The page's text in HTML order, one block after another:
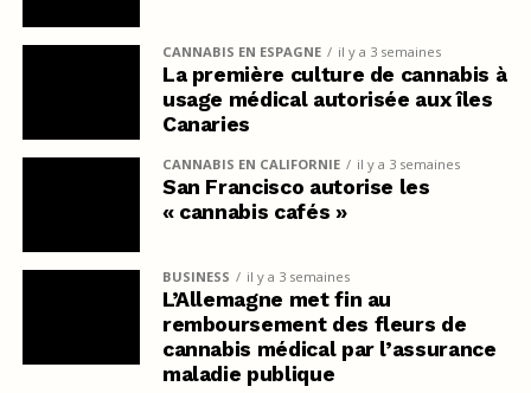
CANNABIS EN ESPAGNE il y a 3 semaines
La première culture de cannabis à
usage médical autorisée aux îles
Canaries
CANNABIS EN CALIFORNIE il y a 3 semaines
San Francisco autorise les
« cannabis cafés »
BUSINESS il y a 3 semaines
L’Allemagne met fin au
remboursement des fleurs de
cannabis médical par l’assurance
maladie publique